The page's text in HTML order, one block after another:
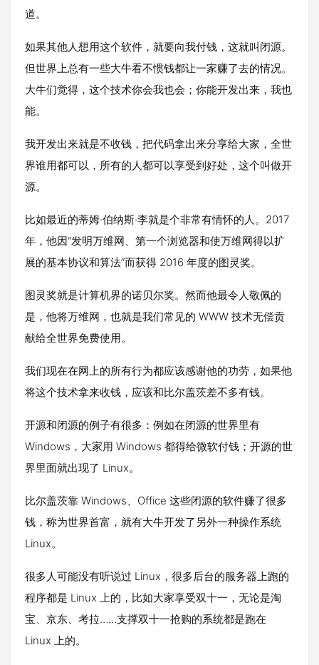
道。
如果其他人想用这个软件，就要向我付钱，这就叫闭源。
但世界上总有一些大牛看不惯钱都让一家赚了去的情况。
大牛们觉得，这个技术你会我也会；你能开发出来，我也
能。
我开发出来就是不收钱，把代码拿出来分享给大家，全世
界谁用都可以，所有的人都可以享受到好处，这个叫做开
源。
比如最近的蒂姆·伯纳斯·李就是个非常有情怀的人。2017
年，他因“发明万维网、第一个浏览器和使万维网得以扩
展的基本协议和算法”而获得 2016 年度的图灵奖。
图灵奖就是计算机界的诺贝尔奖。然而他最令人敬佩的
是，他将万维网，也就是我们常见的 WWW 技术无偿贡
献给全世界免费使用。
我们现在在网上的所有行为都应该感谢他的功劳，如果他
将这个技术拿来收钱，应该和比尔盖茨差不多有钱。
开源和闭源的例子有很多：例如在闭源的世界里有
Windows，大家用 Windows 都得给微软付钱；开源的世
界里面就出现了 Linux。
比尔盖茨靠 Windows、Office 这些闭源的软件赚了很多
钱，称为世界首富，就有大牛开发了另外一种操作系统
Linux。
很多人可能没有听说过 Linux，很多后台的服务器上跑的
程序都是 Linux 上的，比如大家享受双十一，无论是淘
宝、京东、考拉……支撑双十一抢购的系统都是跑在
Linux 上的。